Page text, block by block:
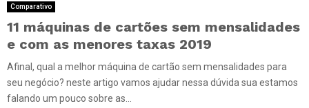
Comparativo
11 máquinas de cartões sem mensalidades
e com as menores taxas 2019
Afinal, qual a melhor máquina de cartão sem mensalidades para
seu negócio? neste artigo vamos ajudar nessa dúvida sua estamos
falando um pouco sobre as...